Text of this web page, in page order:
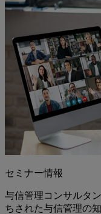
セミナー情報
与信管理コンサルタ
ちされた与信管理の